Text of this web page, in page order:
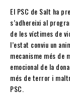
El PSC de Salt ha
s’adhereixi al
de les víctimes de
l’estat conviu un
mecanisme més
emocional de la
més de terror i
PSC.